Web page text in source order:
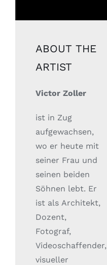
ABOUT THE
ARTIST
Victor Zoller
ist in Zug
aufgewachsen,
wo er heute mit
seiner Frau und
seinen beiden
Söhnen lebt. Er
ist als Architekt,
Dozent,
Fotograf,
Videoschaffender,
visueller